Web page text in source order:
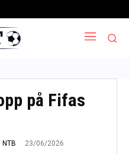
på Fifas
NTB 23/06/2026